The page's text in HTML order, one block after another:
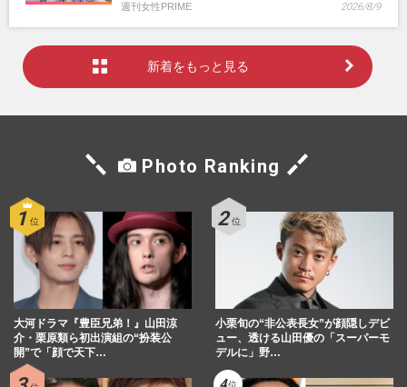
週刊女性PRIME 2026/8/9
新着をもっと見る
Photo Ranking
大河ドラマ『豊臣兄弟！』山田涼
介・栗原類ら初出演組の“扮装公
開”で「顔で天下…
小栗旬の“非公表長女”が顔隠しデビ
ュー、透ける山田優の「スーパーモ
デルに」野…